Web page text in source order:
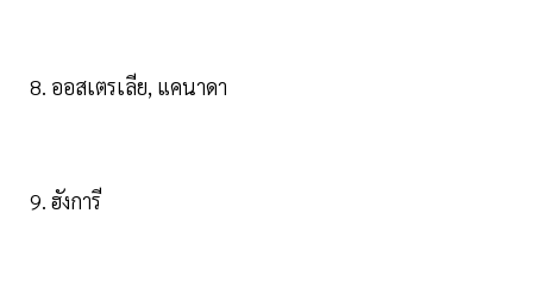
8. ออสเตรเลีย, แคนาดา
9. ฮังการี